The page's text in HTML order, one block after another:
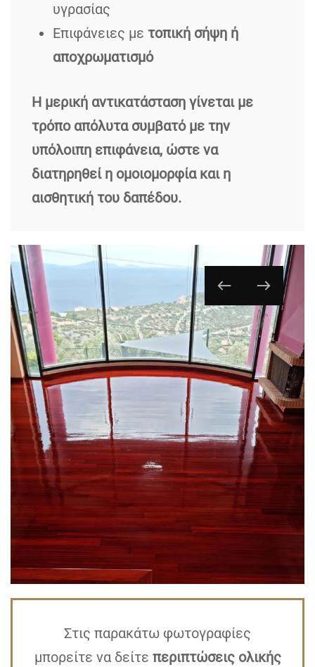
υγρασίας
Επιφάνειες με τοπική σήψη ή
αποχρωματισμό
Η μερική αντικατάσταση γίνεται με
τρόπο απόλυτα συμβατό με την
υπόλοιπη επιφάνεια, ώστε να
διατηρηθεί η ομοιομορφία και η
αισθητική του δαπέδου.
Στις παρακάτω φωτογραφίες
μπορείτε να δείτε περιπτώσεις ολικής